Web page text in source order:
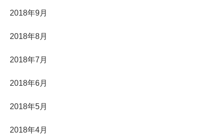
2018年9月
2018年8月
2018年7月
2018年6月
2018年5月
2018年4月